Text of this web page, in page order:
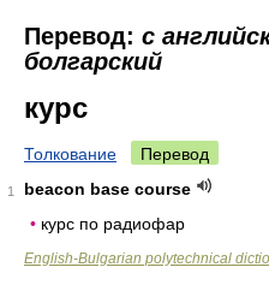
Перевод: с
болгарский
курс
Толкование Перевод
1
beacon base course
• курс по радиофар
English-Bulgarian polytechnical